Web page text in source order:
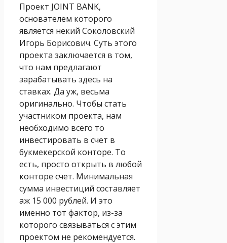
Проект JOINT BANK,
основателем которого
является некий Соколовский
Игорь Борисович. Суть этого
проекта заключается в том,
что нам предлагают
зарабатывать здесь на
ставках. Да уж, весьма
оригинально. Чтобы стать
участником проекта, нам
необходимо всего то
инвестировать в счет в
букмекерской конторе. То
есть, просто открыть в любой
конторе счет. Минимальная
сумма инвестиций составляет
аж 15 000 рублей. И это
именно тот фактор, из-за
которого связываться с этим
проектом не рекомендуется.